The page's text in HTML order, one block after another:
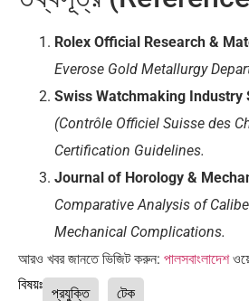
Rolex Official Research &
Everose Gold Metallurgy
Swiss Watchmaking Industry
(Contrôle Officiel Suisse des
Certification Guidelines.
Journal of Horology &
Comparative Analysis of
Mechanical Complications.
আরও খবর জানতে ভিজিট করুন: পালসবাংলাদেশ
বিষয়ঃ প্রযুক্তি টেক